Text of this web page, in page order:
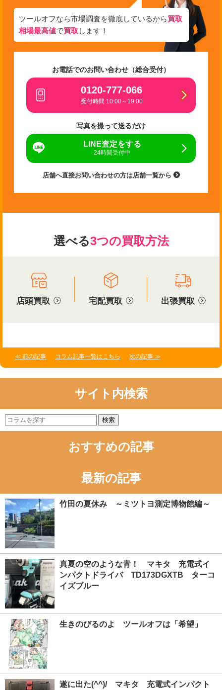
サイト内検索
検索
おすすめの記事
最新の記事
竹田の夏休み ～ミツトヨ測定博物館編～
真夏の空のような青！ マキタ 充電式イ
ンパクトドライバ TD173DGXTB ターコ
イズブルー
生きのびるのよ ツールオフは「希望」
遂に出た(^^)/ マキタ 充電式インパクト
ツールオフなら市場調査を徹底しているから買取
相場最高値で買取 します！
お電話でのお問い合わせ（総合受付）
0120-777-066
受付時間 10:00～19:00
写真を撮って送るだけ
LINE査定をする
24時間受付中
店舗へ直接お問い合わせの方は店舗一覧から
選べる3つの買取方法
店頭買取 宅配買取 出張買取
≪ 前の記事 コラム記事一覧はこちら 次の記事 ≫